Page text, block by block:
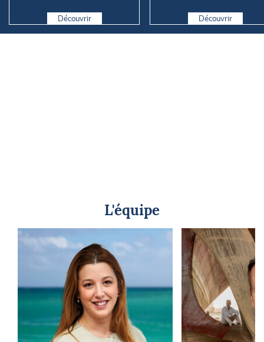
Découvrir Découvrir
L'équipe